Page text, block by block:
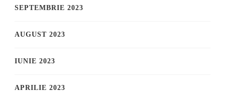
SEPTEMBRIE 2023
AUGUST 2023
IUNIE 2023
APRILIE 2023